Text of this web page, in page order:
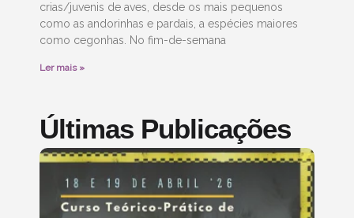
crias/juvenis de aves, desde os mais pequenos
como as andorinhas e pardais, a espécies maiores
como cegonhas. No fim-de-semana
Ler mais »
Últimas Publicações